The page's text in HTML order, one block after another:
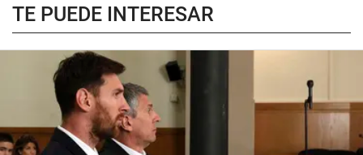
TE PUEDE INTERESAR